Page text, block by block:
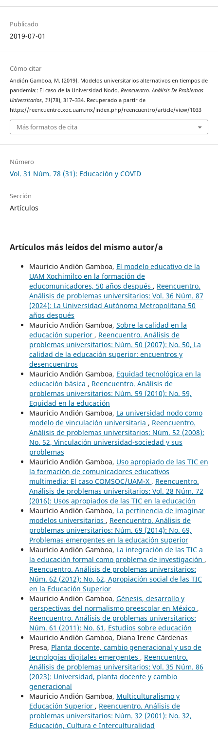
Publicado
2019-07-01
Cómo citar
Andión Gamboa, M. (2019). Modelos universitarios alternativos en tiempos de
pandemia:: El caso de la Universidad Nodo. Reencuentro. Análisis De Problemas
Universitarios, 31(78), 317–334. Recuperado a partir de
https://reencuentro.xoc.uam.mx/index.php/reencuentro/article/view/1033
Más formatos de cita
Número
Vol. 31 Núm. 78 (31): Educación y COVID
Sección
Artículos
Artículos más leídos del mismo autor/a
Mauricio Andión Gamboa, El modelo educativo de la
UAM Xochimilco en la formación de
educomunicadores, 50 años después , Reencuentro.
Análisis de problemas universitarios: Vol. 36 Núm. 87
(2024): La Universidad Autónoma Metropolitana 50
años después
Mauricio Andión Gamboa, Sobre la calidad en la
educación superior , Reencuentro. Análisis de
problemas universitarios: Núm. 50 (2007): No. 50, La
calidad de la educación superior: encuentros y
desencuentros
Mauricio Andión Gamboa, Equidad tecnológica en la
educación básica , Reencuentro. Análisis de
problemas universitarios: Núm. 59 (2010): No. 59,
Equidad en la educación
Mauricio Andión Gamboa, La universidad nodo como
modelo de vinculación universitaria , Reencuentro.
Análisis de problemas universitarios: Núm. 52 (2008):
No. 52, Vinculación universidad-sociedad y sus
problemas
Mauricio Andión Gamboa, Uso apropiado de las TIC en
la formación de comunicadores educativos
multimedia: El caso COMSOC/UAM-X , Reencuentro.
Análisis de problemas universitarios: Vol. 28 Núm. 72
(2016): Usos apropiados de las TIC en la educación
Mauricio Andión Gamboa, La pertinencia de imaginar
modelos universitarios , Reencuentro. Análisis de
problemas universitarios: Núm. 69 (2014): No. 69,
Problemas emergentes en la educación superior
Mauricio Andión Gamboa, La integración de las TIC a
la educación formal como problema de investigación ,
Reencuentro. Análisis de problemas universitarios:
Núm. 62 (2012): No. 62, Apropiación social de las TIC
en la Educación Superior
Mauricio Andión Gamboa, Génesis, desarrollo y
perspectivas del normalismo preescolar en México ,
Reencuentro. Análisis de problemas universitarios:
Núm. 61 (2011): No. 61, Estudios sobre educación
Mauricio Andión Gamboa, Diana Irene Cárdenas
Presa, Planta docente, cambio generacional y uso de
tecnologías digitales emergentes , Reencuentro.
Análisis de problemas universitarios: Vol. 35 Núm. 86
(2023): Universidad, planta docente y cambio
generacional
Mauricio Andión Gamboa, Multiculturalismo y
Educación Superior , Reencuentro. Análisis de
problemas universitarios: Núm. 32 (2001): No. 32,
Educación, Cultura e Interculturalidad